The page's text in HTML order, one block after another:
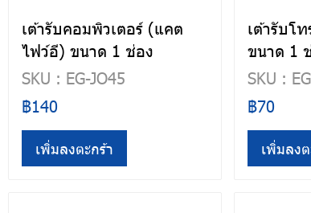
เต้ารับคอมพิวเตอร์ (แคต
ไฟว์อี) ขนาด 1 ช่อง
SKU : EG-JO45
฿140
เพิ่มลงตะกร้า
เต้ารับโ
ขนาด 1
SKU :
฿70
เพิ่มลง